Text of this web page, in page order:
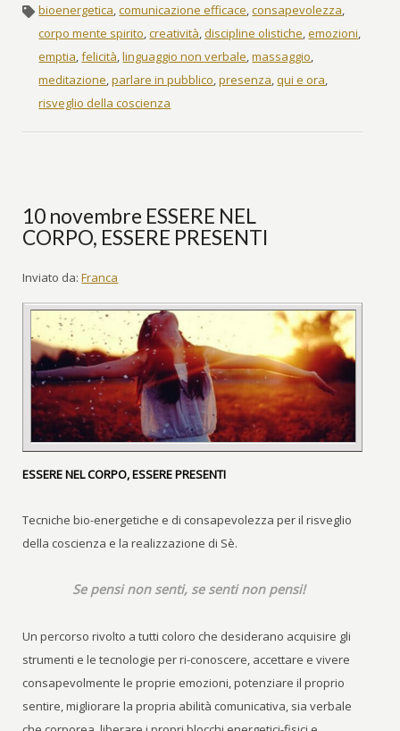
bioenergetica,comunicazione efficace,consapevolezza,
corpo mente spirito,creatività,discipline olistiche,emozioni,
emptia,felicità,linguaggio non verbale,massaggio,
meditazione,parlare in pubblico,presenza,qui e ora,
risveglio della coscienza
10 novembre ESSERE NEL
CORPO, ESSERE PRESENTI
Inviato da: Franca
ESSERE NEL CORPO, ESSERE PRESENTI
Tecniche bio-energetiche e di consapevolezza per il risveglio
della coscienza e la realizzazione di Sè.
Se pensi non senti, se senti non pensi!
Un percorso rivolto a tutti coloro che desiderano acquisire gli
strumenti e le tecnologie per ri-conoscere, accettare e vivere
consapevolmente le proprie emozioni, potenziare il proprio
sentire, migliorare la propria abilità comunicativa, sia verbale